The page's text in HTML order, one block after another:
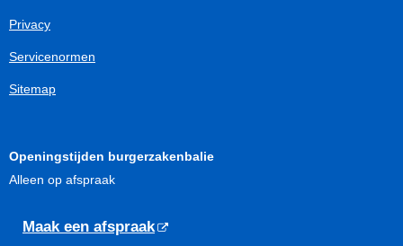
Privacy
Servicenormen
Sitemap
Openingstijden burgerzakenbalie
Alleen op afspraak
Maak een afspraak